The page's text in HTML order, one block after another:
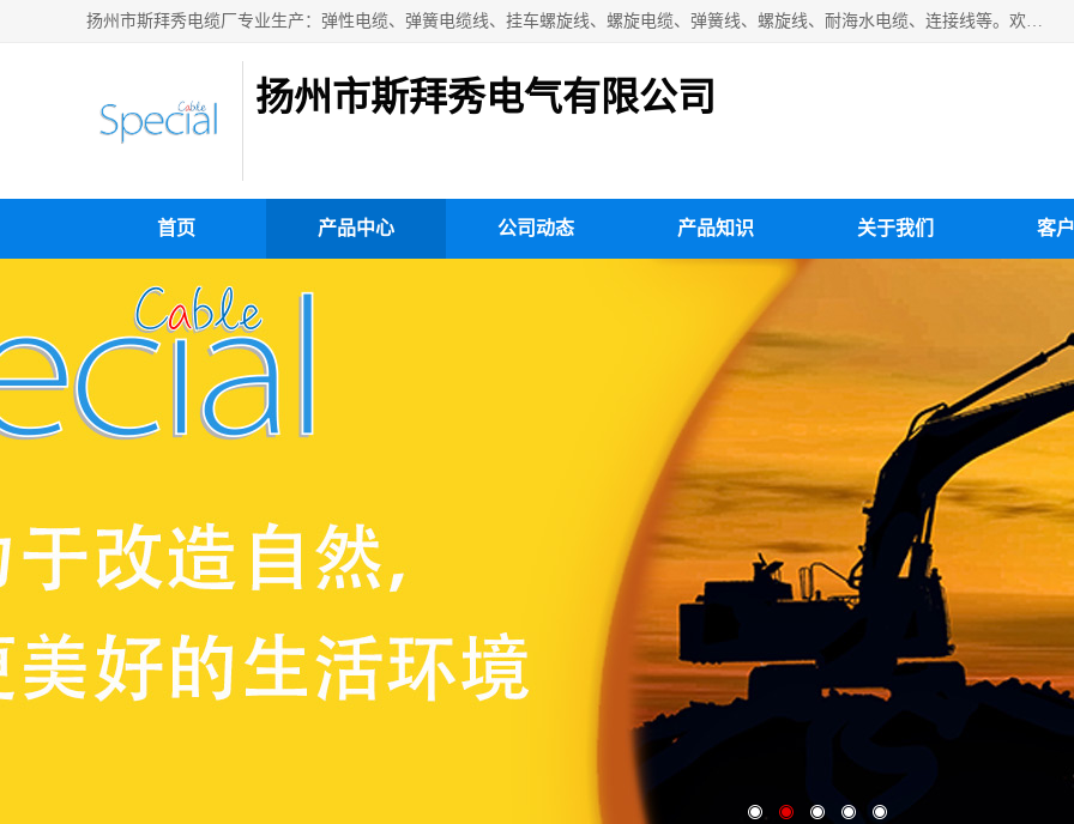
扬州市斯拜秀电缆厂专业生产：弹性电缆、弹簧电缆线、挂车螺旋线、螺旋电缆、弹簧线、螺旋线、耐海水电缆、连接线等。欢迎来电咨询！
扬州市斯拜秀电气有限公司
首页 产品中心 公司动态 产品知识 关于我们 客